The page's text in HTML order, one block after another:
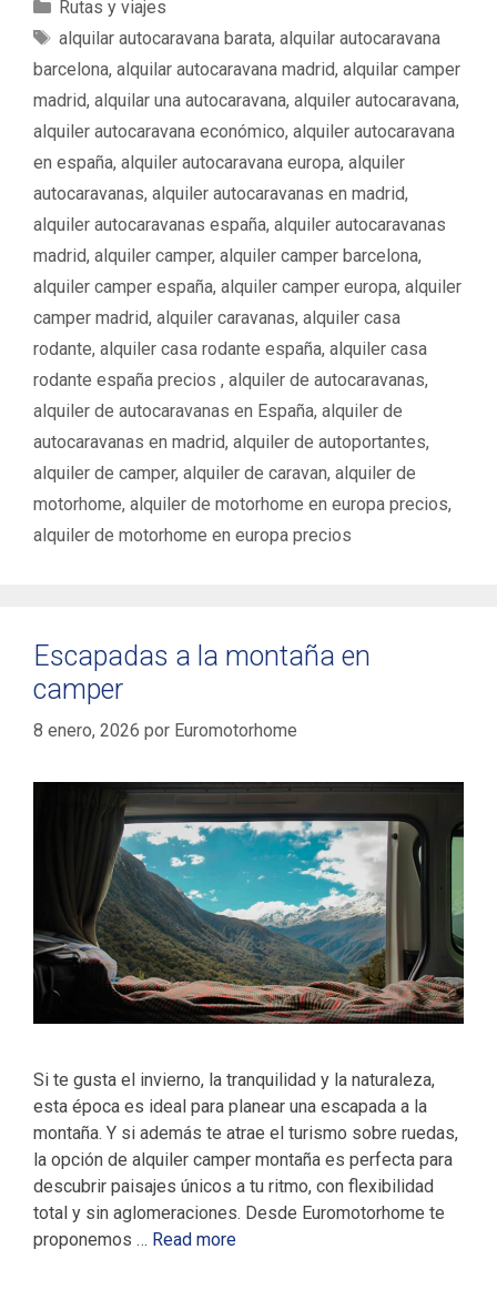
C
a
g
o
r
í
a
s
Rutas y viajes
E
t
u
e
t
a
s
alquilar autocaravana barata, alquilar autocaravana
barcelona, alquilar autocaravana madrid, alquilar camper
madrid, alquilar una autocaravana, alquiler autocaravana,
alquiler autocaravana económico, alquiler autocaravana
en españa, alquiler autocaravana europa, alquiler
autocaravanas, alquiler autocaravanas en madrid,
alquiler autocaravanas españa, alquiler autocaravanas
madrid, alquiler camper, alquiler camper barcelona,
alquiler camper españa, alquiler camper europa, alquiler
camper madrid, alquiler caravanas, alquiler casa
rodante, alquiler casa rodante españa, alquiler casa
rodante españa precios ‌‌ , alquiler de autocaravanas,
alquiler de autocaravanas en España, alquiler de
autocaravanas en madrid, alquiler de autoportantes,
alquiler de camper, alquiler de caravan, alquiler de
motorhome, alquiler de motorhome en europa precios,
alquiler de motorhome en europa precios ‌
Escapadas a la montaña en
camper
8 enero, 2026 por Euromotorhome
Si te gusta el invierno, la tranquilidad y la naturaleza,
esta época es ideal para planear una escapada a la
montaña. Y si además te atrae el turismo sobre ruedas,
la opción de alquiler camper montaña es perfecta para
descubrir paisajes únicos a tu ritmo, con flexibilidad
total y sin aglomeraciones. Desde Euromotorhome te
proponemos … Read more